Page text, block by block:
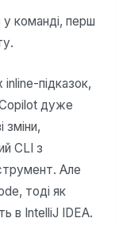
у команді, перш
підказок,
дуже
зміни,
CLI з
Але
тоді як
в IntelliJ IDEA.